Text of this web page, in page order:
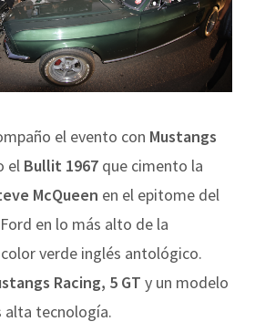
el evento con Mustangs
el Bullit 1967 que cimento la
McQueen en el epitome del
en lo más alto de la
verde inglés antológico.
Racing, 5 GT y un modelo
alta tecnología.